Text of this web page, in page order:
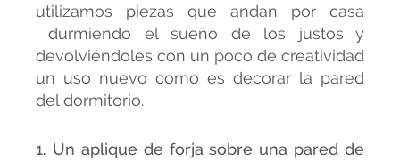
utilizamos piezas que andan por casa
durmiendo el sueño de los justos y
devolviéndoles con un poco de creatividad
un uso nuevo como es decorar la pared
del dormitorio.
1. Un aplique de forja sobre una pared de